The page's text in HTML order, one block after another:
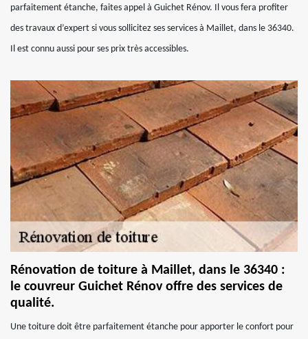
parfaitement étanche, faites appel à Guichet Rénov. Il vous fera profiter
des travaux d’expert si vous sollicitez ses services à Maillet, dans le 36340.
Il est connu aussi pour ses prix très accessibles.
Rénovation de toiture à Maillet, dans le 36340 :
le couvreur Guichet Rénov offre des services de
qualité.
Une toiture doit être parfaitement étanche pour apporter le confort pour